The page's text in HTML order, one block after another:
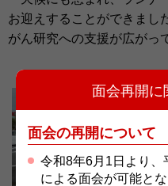
面会再開に
面会の再開について
令和8年6月1日より
による面会が可能とな
お迎えすることができまし
がん研究への支援が広がっ